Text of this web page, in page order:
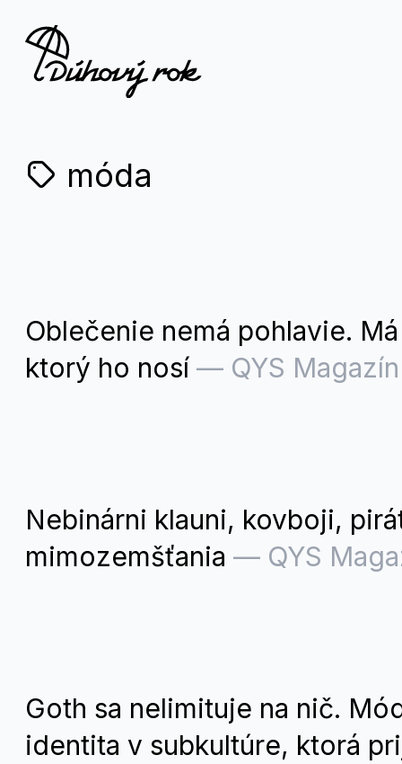
móda
Oblečenie nemá pohlavie.
ktorý ho nosí — QYS Magazín
Nebinárni klauni, kovboji,
mimozemšťania — QYS
Goth sa nelimituje na nič.
identita v subkultúre, ktorá